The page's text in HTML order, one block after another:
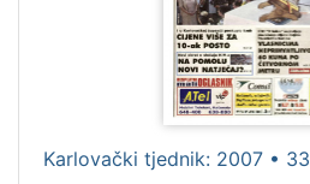
Karlovački tjednik: 2007 • 33